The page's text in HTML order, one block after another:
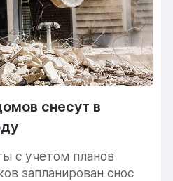
снесут в
с учетом планов
запланирован снос